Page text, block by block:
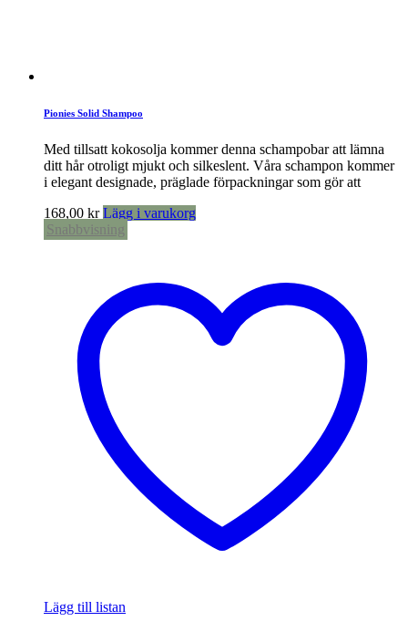
Pionies Solid Shampoo
Med tillsatt kokosolja kommer denna schampobar att lämna
ditt hår otroligt mjukt och silkeslent. Våra schampon kommer
i elegant designade, präglade förpackningar som gör att
168,00 kr Lägg i varukorg
Snabbvisning
Lägg till listan